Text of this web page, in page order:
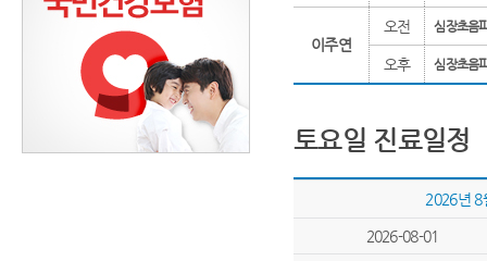
이주연
오전 심장초음
오후 심장초음
토요일 진료일정
2026년 8
2026-08-01